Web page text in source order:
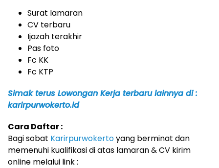
Surat lamaran
CV terbaru
Ijazah terakhir
Pas foto
Fc KK
Fc KTP
Simak terus Lowongan Kerja terbaru lainnya di :
karirpurwokerto.id
Cara Daftar :
Bagi sobat Karirpurwokertoyang berminat dan
memenuhi kualifikasi di atas lamaran & CV kirim
online melalui link :